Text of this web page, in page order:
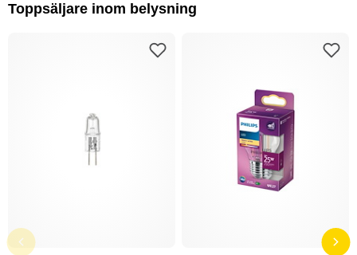
Toppsäljare inom belysning